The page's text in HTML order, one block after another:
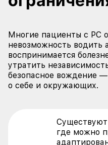
Многие пациенты с РС
невозможность водить
воспринимается
утратить
безопасное вождение —
о себе и окружающих.
где можно